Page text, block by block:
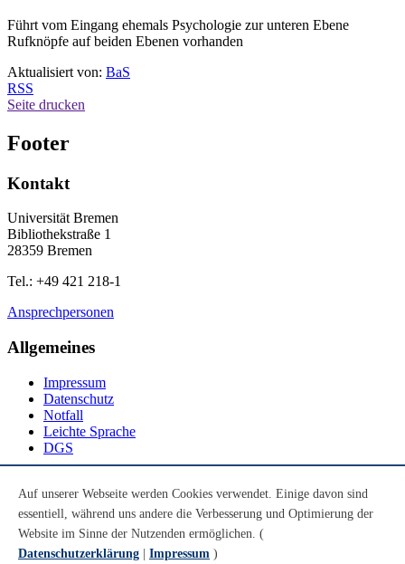
Führt vom Eingang ehemals Psychologie zur unteren Ebene
Rufknöpfe auf beiden Ebenen vorhanden
Aktualisiert von: BaS
RSS
Seite drucken
Footer
Kontakt
Universität Bremen
Bibliothekstraße 1
28359 Bremen
Tel.: +49 421 218-1
Ansprechpersonen
Allgemeines
Impressum
Datenschutz
Notfall
Leichte Sprache
DGS
Youtube
Instagram
LinkedIn
Auf unserer Webseite werden Cookies verwendet. Einige davon sind
essentiell, während uns andere die Verbesserung und Optimierung der
Website im Sinne der Nutzenden ermöglichen. (
Datenschutzerklärung
Impressum )